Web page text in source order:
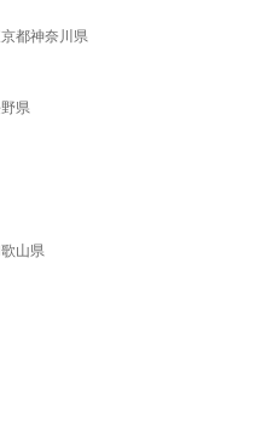
都神奈川県
県
山県